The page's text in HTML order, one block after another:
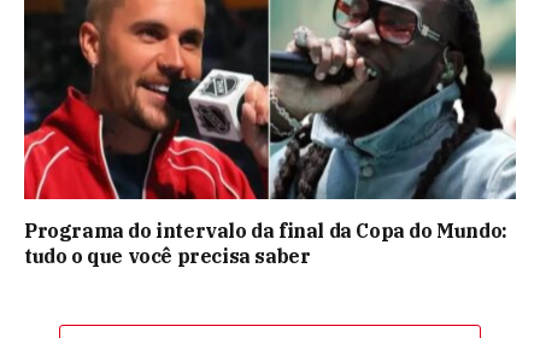
Programa do intervalo da final da Copa do Mundo:
tudo o que você precisa saber